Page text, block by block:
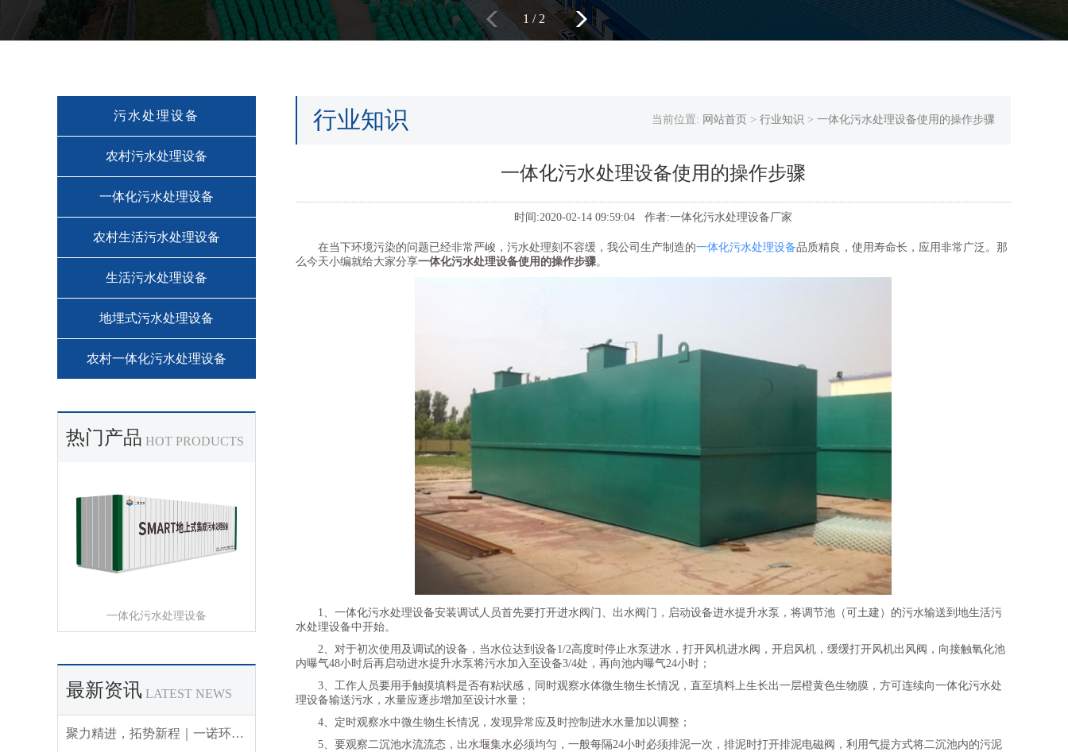
1 / 2
污水处理设备
农村污水处理设备
一体化污水处理设备
农村生活污水处理设备
生活污水处理设备
地埋式污水处理设备
农村一体化污水处理设备
热门产品 HOT PRODUCTS
一体化污水处理设备
最新资讯 LATEST NEWS
聚力精进，拓势新程｜一诺环境 2026 年 Q3 销售集中营圆满收官
行业知识 当前位置: 网站首页 > 行业知识 > 一体化污水处理设备使用的操作步骤
一体化污水处理设备使用的操作步骤
时间:2020-02-14 09:59:04 作者:一体化污水处理设备厂家
在当下环境污染的问题已经非常严峻，污水处理刻不容缓，我公司生产制造的一体化污水处理设备品质精良，使用寿命长，应用非常广泛。那
么今天小编就给大家分享一体化污水处理设备使用的操作步骤。
1、一体化污水处理设备安装调试人员首先要打开进水阀门、出水阀门，启动设备进水提升水泵，将调节池（可土建）的污水输送到地生活污
水处理设备中开始。
2、对于初次使用及调试的设备，当水位达到设备1/2高度时停止水泵进水，打开风机进水阀，开启风机，缓缓打开风机出风阀，向接触氧化池
内曝气48小时后再启动进水提升水泵将污水加入至设备3/4处，再向池内曝气24小时；
3、工作人员要用手触摸填料是否有粘状感，同时观察水体微生物生长情况，直至填料上生长出一层橙黄色生物膜，方可连续向一体化污水处
理设备输送污水，水量应逐步增加至设计水量；
4、定时观察水中微生物生长情况，发现异常应及时控制进水水量加以调整；
5、要观察二沉池水流流态，出水堰集水必须均匀，一般每隔24小时必须排泥一次，排泥时打开排泥电磁阀，利用气提方式将二沉池内的污泥